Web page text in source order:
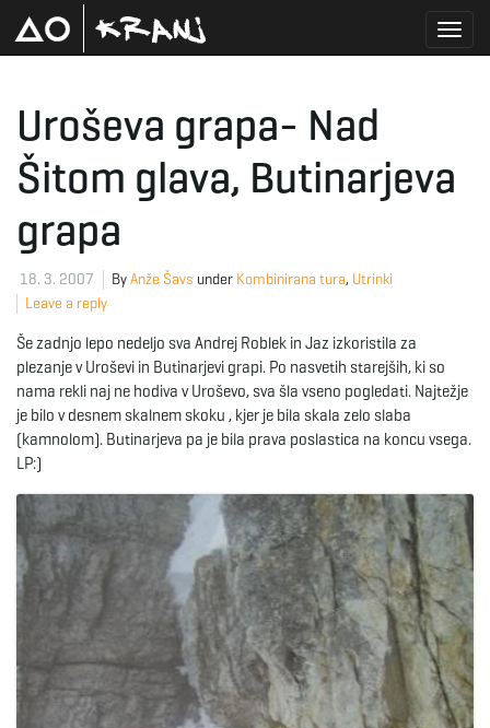
l
e
n
a
Uroševa grapa- Nad
Šitom glava, Butinarjeva
grapa
18. 3. 2007 ByAnže Šavs under Kombinirana tura, Utrinki
Leave a reply
Še zadnjo lepo nedeljo sva Andrej Roblek in Jaz izkoristila za
plezanje v Uroševi in Butinarjevi grapi. Po nasvetih starejših, ki so
nama rekli naj ne hodiva v Uroševo, sva šla vseno pogledati. Najtežje
je bilo v desnem skalnem skoku , kjer je bila skala zelo slaba
(kamnolom). Butinarjeva pa je bila prava poslastica na koncu vsega.
LP:)